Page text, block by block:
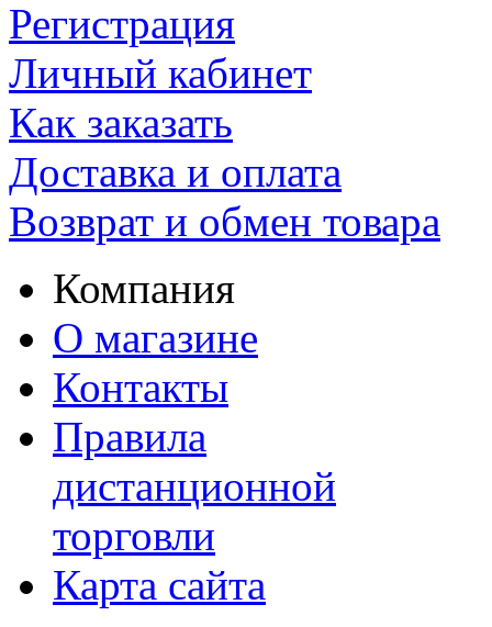
Регистрация
Личный кабинет
Как заказать
Доставка и оплата
Возврат и обмен товара
Компания
О магазине
Контакты
Правила
дистанционной
торговли
Карта сайта